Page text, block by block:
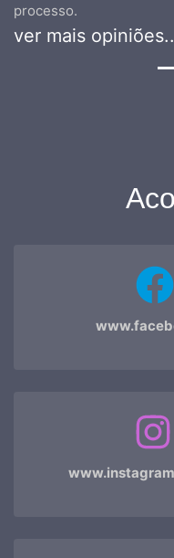
processo.
ver mais